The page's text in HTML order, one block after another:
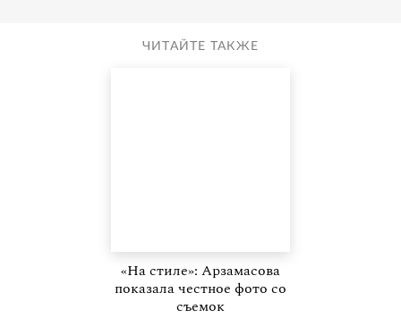
ЧИТАЙТЕ ТАКЖЕ
«На стиле»: Арзамасова
показала честное фото со
съемок